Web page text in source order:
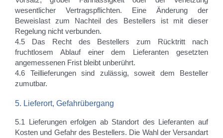
wesentlicher Vertragspflichten. Eine Änderung der
Beweislast zum Nachteil des Bestellers ist mit dieser
Regelung nicht verbunden.
4.5 Das Recht des Bestellers zum Rücktritt nach
fruchtlosem Ablauf einer dem Lieferanten gesetzten
angemessenen Frist bleibt unberührt.
4.6 Teillieferungen sind zulässig, soweit dem Besteller
zumutbar.
5. Lieferort, Gefahrübergang
5.1 Lieferungen erfolgen ab Standort des Lieferanten auf
Kosten und Gefahr des Bestellers. Die Wahl der Versandart